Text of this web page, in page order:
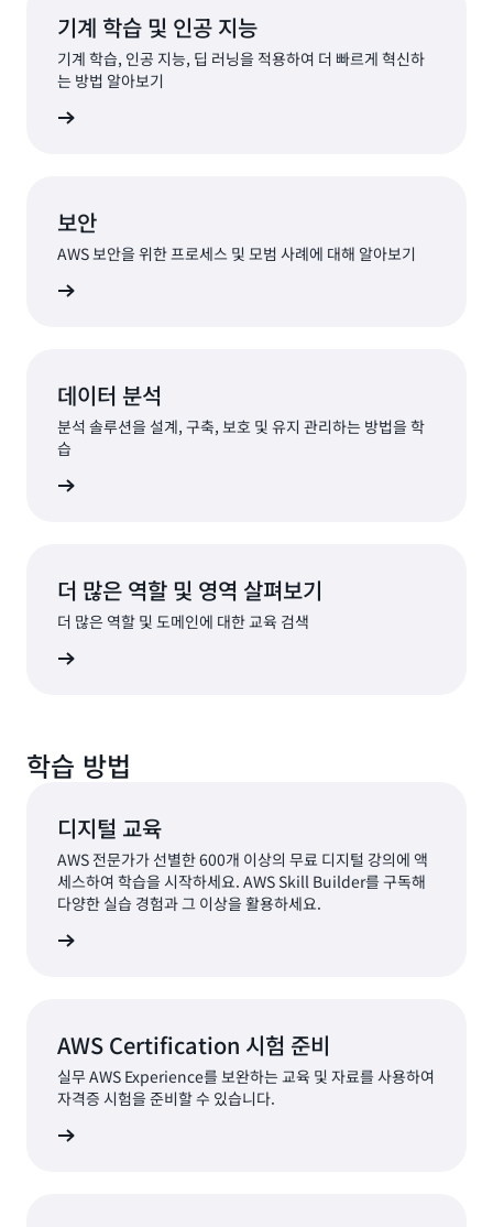
기계 학습 및 인공 지능
기계 학습, 인공 지능, 딥 러닝을 적용하여 더 빠르게 혁신하
는 방법 알아보기
보안
AWS 보안을 위한 프로세스 및 모범 사례에 대해 알아보기
데이터 분석
분석 솔루션을 설계, 구축, 보호 및 유지 관리하는 방법을 학
습
더 많은 역할 및 영역 살펴보기
더 많은 역할 및 도메인에 대한 교육 검색
학습 방법
디지털 교육
AWS 전문가가 선별한 600개 이상의 무료 디지털 강의에 액
세스하여 학습을 시작하세요. AWS Skill Builder를 구독해
다양한 실습 경험과 그 이상을 활용하세요.
AWS Certification 시험 준비
실무 AWS Experience를 보완하는 교육 및 자료를 사용하여
자격증 시험을 준비할 수 있습니다.